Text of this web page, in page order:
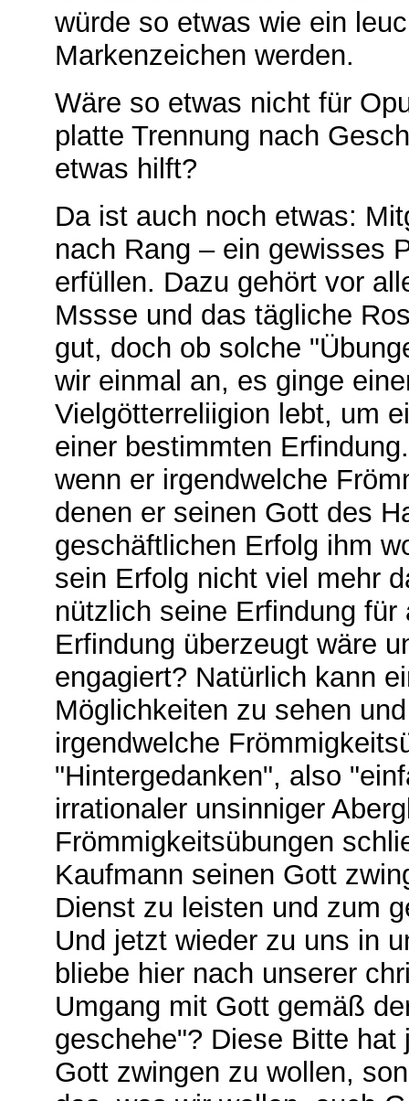
würde so etwas wie ein
Markenzeichen werden.
Wäre so etwas nicht für
platte Trennung nach
etwas hilft?
Da ist auch noch etwas:
nach Rang –ein gewisses
erfüllen. Dazu gehört vor
Mssse und das tägliche
gut, doch ob solche
wir einmal an, es ginge
Vielgötterreliigion lebt, um
einer bestimmten
wenn er irgendwelche
denen er seinen Gott des
geschäftlichen Erfolg ihm
sein Erfolg nicht viel mehr
nützlich seine Erfindung
Erfindung überzeugt wäre
engagiert? Natürlich kann
Möglichkeiten zu sehen
irgendwelche
"Hintergedanken", also
irrationaler unsinniger
Frömmigkeitsübungen
Kaufmann seinen Gott
Dienst zu leisten und zum
Und jetzt wieder zu uns in
bliebe hier nach unserer
Umgang mit Gott gemäß
geschehe"? Diese Bitte
Gott zwingen zu wollen,